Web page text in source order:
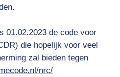
01.02.2023 de code voor
die hopelijk voor veel
zal bieden tegen
nrc/